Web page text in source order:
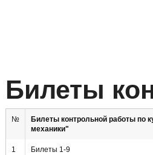
Билеты
№
Билеты контрольной работы по
механики"
1 Билеты 1-9